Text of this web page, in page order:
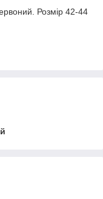
Розмір 42-44